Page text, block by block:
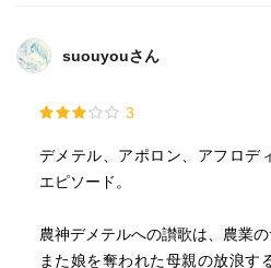
の文体も相まってトリックス
る）
suouyouさん
3
デメテル、アポロン、アフロデ
エピソード。
農神デメテルへの讃歌は、農業の
また娘を奪われた母親の放浪す